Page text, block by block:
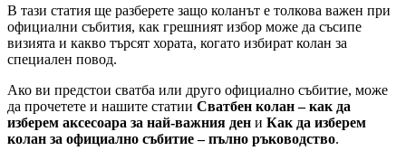
В тази статия ще разберете защо коланът е толкова важен при
официални събития, как грешният избор може да съсипе
визията и какво търсят хората, когато избират колан за
специален повод.
Ако ви предстои сватба или друго официално събитие, може
да прочетете и нашите статии Сватбен колан – как да
изберем аксесоара за най-важния ден и Как да изберем
колан за официално събитие – пълно ръководство.